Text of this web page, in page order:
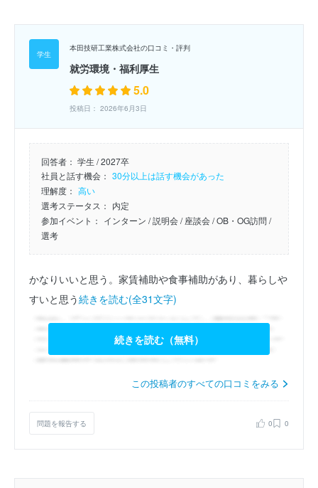
本田技研工業株式会社の口コミ・評判
就労環境・福利厚生
5.0
投稿日： 2026年6月3日
回答者： 学生 / 2027卒
社員と話す機会： 30分以上は話す機会があった
理解度： 高い
選考ステータス： 内定
参加イベント： インターン / 説明会/ 座談会/ OB・OG訪問/
選考
かなりいいと思う。家賃補助や食事補助があり、暮らしや
すいと思う続きを読む(全31文字)
続きを読む（無料）
この投稿者のすべての口コミをみる
問題を報告する 0 0